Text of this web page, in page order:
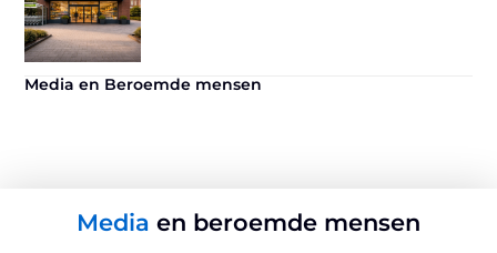
Media en Beroemde mensen
Media en beroemde mensen